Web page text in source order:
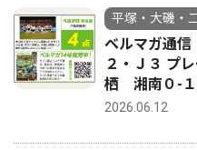
平塚・大磯・
ベルマガ通
２・Ｊ３ プ
栖 湘南０-
2026.06.12